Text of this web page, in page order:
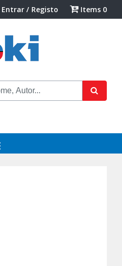
Entrar / Registo Items 0